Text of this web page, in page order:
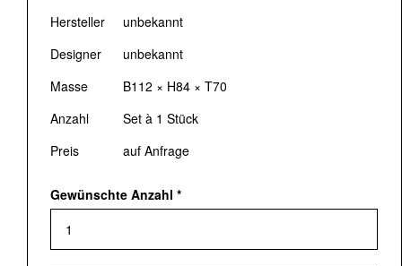
Hersteller
unbekannt
Designer
unbekannt
Masse
B112 × H84 × T70
Anzahl
Set à 1 Stück
Preis
auf Anfrage
Gewünschte Anzahl *